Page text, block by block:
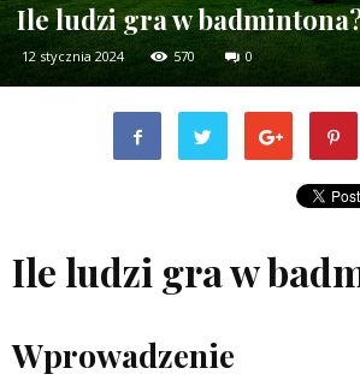
Ile ludzi gra w
12 stycznia 2024 570 0
Ile ludzi gra w
Wprowadzenie